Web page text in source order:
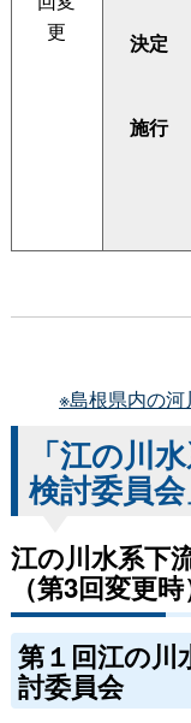
更
決定
施行
※島根県内の
「江の川
検討委員
江の川水系下
（第3回変更時
第１回江の川
討委員会